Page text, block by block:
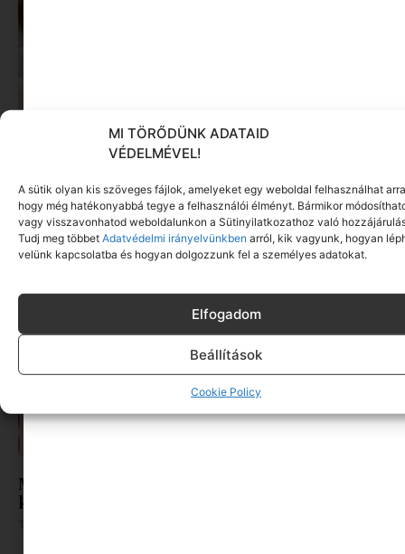
MI TÖRŐDÜNK ADATAID
VÉDELMÉVEL!
A sütik olyan kis szöveges fájlok, amelyeket egy weboldal felhasználhat
hogy még hatékonyabbá tegye a felhasználói élményt. Bármikor
vagy visszavonhatod weboldalunkon a Sütinyilatkozathoz való
Tudj meg többet Adatvédelmi irányelvünkben arról, kik vagyunk, hogyan
velünk kapcsolatba és hogyan dolgozzunk fel a személyes adatokat.
Elfogadom
Beállítások
Cookie Policy
Főzzünk vagy játszunk? Legyen mindkettő
Tovább olvasom »
Mini világot a karácsonyfa alá | Minimag
karácsonyi ajándék ötletek